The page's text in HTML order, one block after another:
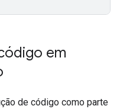
em
de código como parte